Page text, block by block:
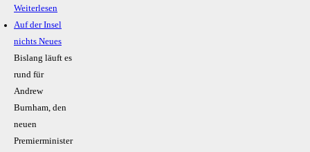
Weiterlesen
Auf der Insel
nichts Neues
Bislang läuft es
rund für
Andrew
Burnham, den
neuen
Premierminister